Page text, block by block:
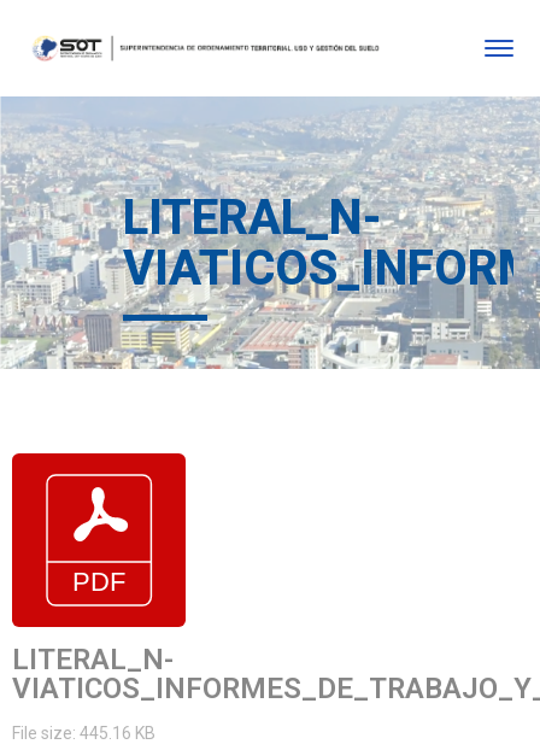
LITERAL_N-
LITERAL_N-
File size: 445.16 KB